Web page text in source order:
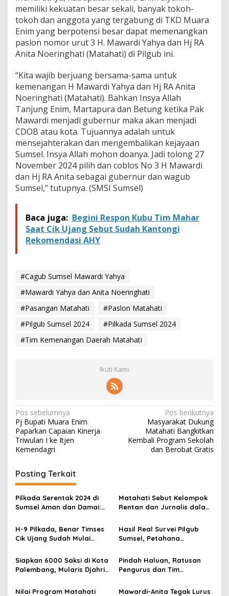
memiliki kekuatan besar sekali, banyak tokoh-
tokoh dan anggota yang tergabung di TKD Muara
Enim yang berpotensi besar dapat memenangkan
paslon nomor urut 3 H. Mawardi Yahya dan Hj RA
Anita Noeringhati (Matahati) di Pilgub ini.
“Kita wajib berjuang bersama-sama untuk
kemenangan H Mawardi Yahya dan Hj RA Anita
Noeringhati (Matahati). Bahkan Insya Allah
Tanjung Enim, Martapura dan Betung ketika Pak
Mawardi menjadi gubernur maka akan menjadi
CDOB atau kota. Tujuannya adalah untuk
mensejahterakan dan mengembalikan kejayaan
Sumsel. Insya Allah mohon doanya. Jadi tolong 27
November 2024 pilih dan coblos No 3 H Mawardi
dan Hj RA Anita sebagai gubernur dan wagub
Sumsel,” tutupnya. (SMSI Sumsel)
Baca juga: Begini Respon Kubu Tim Mahar
Saat Cik Ujang Sebut Sudah Kantongi
Rekomendasi AHY
#Cagub Sumsel Mawardi Yahya
#Mawardi Yahya dan Anita Noeringhati
#Pasangan Matahati
#Paslon Matahati
#Pilgub Sumsel 2024
#Pilkada Sumsel 2024
#Tim Kemenangan Daerah Matahati
Ikuti Kami
N
a
v
i
g
a
s
i
p
o
s
Pos sebelumnya
Pj Bupati Muara Enim
Paparkan Capaian Kinerja
Triwulan I ke Itjen
Kemendagri
Pos berikutnya
Masyarakat Dukung
Matahati Bangkitkan
Kembali Program Sekolah
dan Berobat Gratis
Posting Terkait
Pilkada Serentak 2024 di
Sumsel Aman dan Damai:
Kunci
Matahati Sebut Kelompok
Rentan dan Jurnalis dalam
Pengamat: Pemimpin yang
Paling Merangkul!
H-9 Pilkada, Benar Timses
Cik Ujang Sudah Mulai
Hasil Real Survei Pilgub
Sumsel, Petahana
Siapkan 6000 Saksi di Kota
Palembang, Mularis Djahri
Kemenangan Matahati
Pindah Haluan, Ratusan
Pengurus dan Tim
Menangkan MATAHATI
Nilai Program Matahati
Mawardi-Anita Tegak Lurus